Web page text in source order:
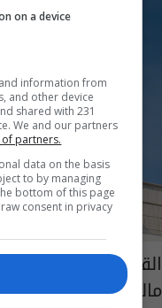
القضاء
مالي
on a device
information from
and other device
shared with 231
We and our partners
of partners.
data on the basis
to by managing
bottom of this page
consent in privacy